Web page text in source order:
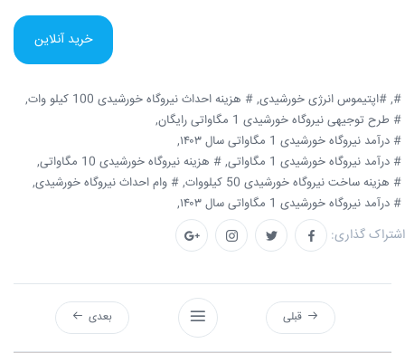
خرید آنلاین
#, #اپتیموس انرژی خورشیدی, # هزینه احداث نیروگاه خورشیدی 100 کیلو وات,
# طرح توجیهی نیروگاه خورشیدی 1 مگاواتی رایگان,
# درآمد نیروگاه خورشیدی 1 مگاواتی سال ۱۴۰۳,
# درآمد نیروگاه خورشیدی 1 مگاواتی,
# هزینه نیروگاه خورشیدی 10 مگاواتی,
# هزینه ساخت نیروگاه خورشیدی 50 کیلووات,
# وام احداث نیروگاه خورشیدی,
# درآمد نیروگاه خورشیدی 1 مگاواتی سال ۱۴۰۳,
اشتراک گذاری:
قبلی بعدی